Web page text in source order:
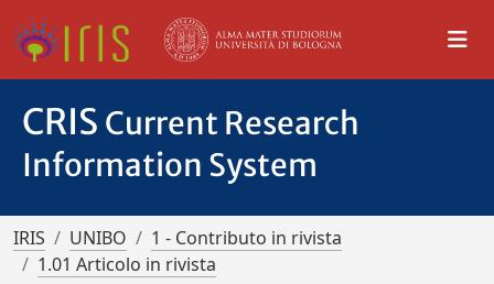
CRIS Current Research
Information System
IRIS UNIBO
1 - Contributo in rivista
1.01 Articolo in rivista